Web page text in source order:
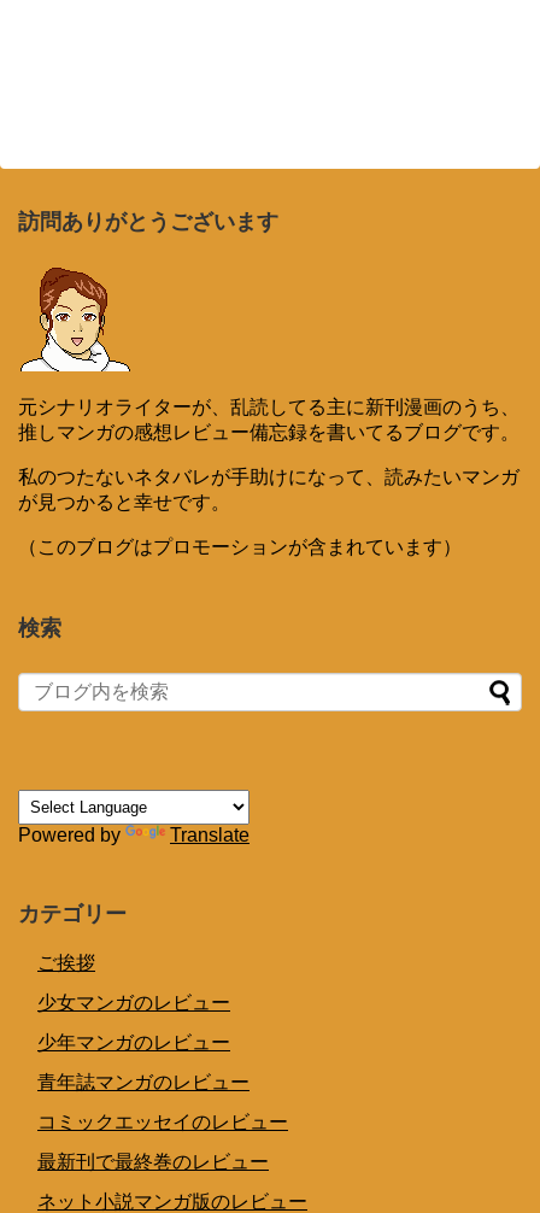
訪問ありがとうございます
元シナリオライターが、乱読してる主に新刊漫画のうち、
推しマンガの感想レビュー備忘録を書いてるブログです。
私のつたないネタバレが手助けになって、読みたいマンガ
が見つかると幸せです。
（このブログはプロモーションが含まれています）
検索
Powered by Translate
カテゴリー
ご挨拶
少女マンガのレビュー
少年マンガのレビュー
青年誌マンガのレビュー
コミックエッセイのレビュー
最新刊で最終巻のレビュー
ネット小説マンガ版のレビュー